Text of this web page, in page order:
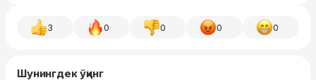
3 0 0 0 0
Шунингдек ўқинг